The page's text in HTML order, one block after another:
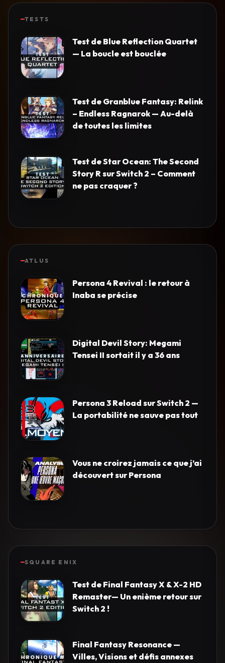
TESTS
Test de Blue Reflection Quartet
— La boucle est bouclée
Test de Granblue Fantasy: Relink
– Endless Ragnarok — Au-delà
de toutes les limites
Test de Star Ocean: The Second
Story R sur Switch 2 – Comment
ne pas craquer ?
ATLUS
Persona 4 Revival : le retour à
Inaba se précise
Digital Devil Story: Megami
Tensei II sortait il y a 36 ans
Persona 3 Reload sur Switch 2 —
La portabilité ne sauve pas tout
Vous ne croirez jamais ce que j’ai
découvert sur Persona
SQUARE ENIX
Test de Final Fantasy X & X-2 HD
Remaster— Un enième retour sur
Switch 2 !
Final Fantasy Resonance —
Villes, Visions et défis annexes